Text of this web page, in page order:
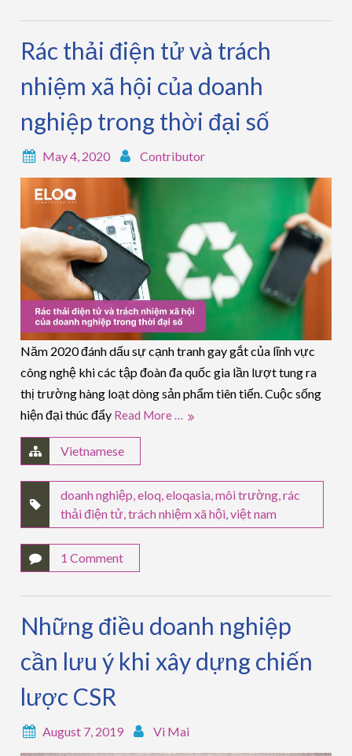
Rác thải điện tử và trách
nhiệm xã hội của doanh
nghiệp trong thời đại số
May 4, 2020 Contributor
Năm 2020 đánh dấu sự cạnh tranh gay gắt của lĩnh vực
công nghệ khi các tập đoàn đa quốc gia lần lượt tung ra
thị trường hàng loạt dòng sản phẩm tiên tiến. Cuộc sống
hiện đại thúc đẩy Read More …
Vietnamese
doanh nghiệp,eloq,eloqasia,môi trường,rác
thải điện tử,trách nhiệm xã hội,việt nam
1 Comment
Những điều doanh nghiệp
cần lưu ý khi xây dựng chiến
lược CSR
August 7, 2019 Vi Mai